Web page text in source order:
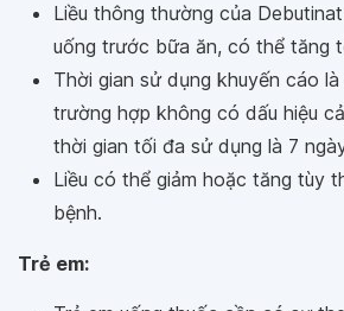
Liều thông thường của
uống trước bữa ăn, có thể tăng
Thời gian sử dụng khuyến cáo
trường hợp không có dấu hiệu
thời gian tối đa sử dụng là 7
Liều có thể giảm hoặc tăng tùy
bệnh.
Trẻ em: